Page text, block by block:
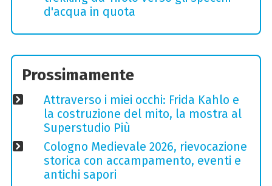
d'acqua in quota
Prossimamente
Attraverso i miei occhi: Frida Kahlo e
la costruzione del mito, la mostra al
Superstudio Più
Cologno Medievale 2026, rievocazione
storica con accampamento, eventi e
antichi sapori